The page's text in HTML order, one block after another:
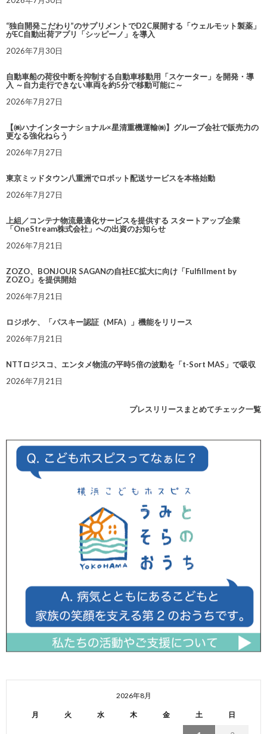
“独自開発こだわり”のサプリメントでD2C展開する「ウェルモット製薬」
がEC自動出荷アプリ「シッピーノ」を導入
2026年7月30日
自動車船の荷役中断を抑制する自動車移動用「スケーター」を開発・導
入 ～自力走行できない車両を約5分で移動可能に～
2026年7月27日
【㈱ハナインターナショナル×星清重機運輸㈱】グループ会社で販売力の
更なる強化ねらう
2026年7月27日
東京ミッドタウン八重洲でロボット配送サービスを本格始動
2026年7月27日
上組／コンテナ物流最適化サービスを提供する スタートアップ企業
「OneStream株式会社」への出資のお知らせ
2026年7月21日
ZOZO、BONJOUR SAGANの自社EC拡大に向け「Fulfillment by
ZOZO」を提供開始
2026年7月21日
ロジポケ、「パスキー認証（MFA）」機能をリリース
2026年7月21日
NTTロジスコ、エンタメ物流の平時5倍の波動を「t-Sort MAS」で吸収
2026年7月21日
プレスリリースまとめてチェック一覧
2026年8月
月 火 水 木 金 土 日